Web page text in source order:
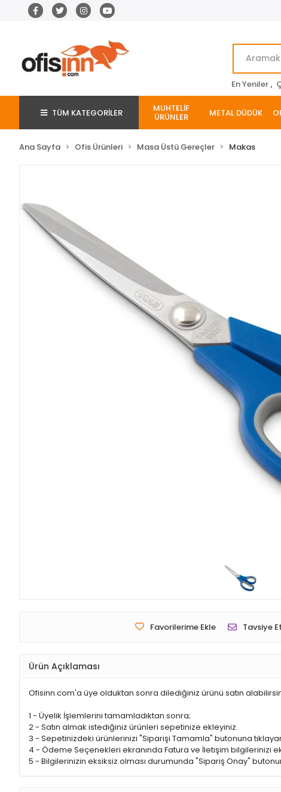
En Yeniler ,
TÜM KATEGORİLER MUHTELİF
ÜRÜNLER METAL DÜDÜK
Ana Sayfa Ofis Ürünleri Masa Üstü Gereçler Makas
Favorilerime Ekle Tavsiye Et
Ürün Açıklaması
Ofisinn.com'a üye olduktan sonra dilediğiniz ürünü satın
1 - Üyelik İşlemlerini tamamladıktan sonra;
2 - Satın almak istediğiniz ürünleri sepetinize ekleyiniz.
3 - Sepetinizdeki ürünlerinizi "Siparişi Tamamla" butonuna
4 - Ödeme Seçenekleri ekranında Fatura ve İletişim bilgilerinizi
5 - Bilgilerinizin eksiksiz olması durumunda "Sipariş Onay"